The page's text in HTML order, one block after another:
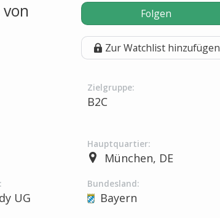
Folgen
Zur Watchlist hinzufügen
Zielgruppe:
B2C
Hauptquartier:
München, DE
UG
Bundesland:
Bayern